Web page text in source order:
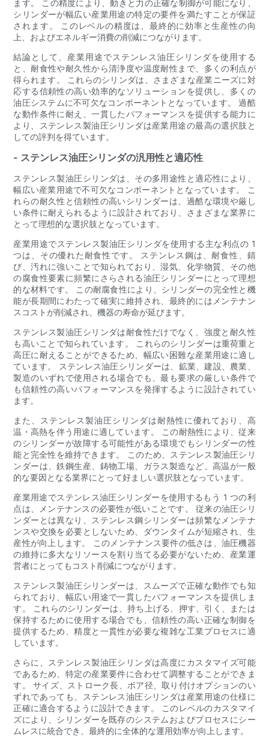
ます。 この精度により、動きと力の正確な制御が可能になり、
シリンダーが幅広い産業用途の特定の要件を満たすことが保証
されます。 このレベルの精度は、最終的に効率と生産性の向
上、およびエネルギー消費の削減につながります。
結論として、産業用途でステンレス油圧シリンダを使用する
と、耐食性や耐久性から清浄度や温度耐性まで、多くの利点が
得られます。 これらのシリンダは、さまざまな産業ニーズに対
応する信頼性の高い効率的なソリューションを提供し、多くの
油圧システムに不可欠なコンポーネントとなっています。 過酷
な動作条件に耐え、一貫したパフォーマンスを提供する能力に
より、ステンレス製油圧シリンダは産業用途の最高の選択肢と
しての評判を得ています。
- ステンレス油圧シリンダの汎用性と適応性
ステンレス製油圧シリンダは、その多用途性と適応性により、
幅広い産業用途で不可欠なコンポーネントとなっています。 こ
れらの耐久性と信頼性の高いシリンダーは、過酷な環境や厳し
い条件に耐えられるように設計されており、さまざまな業界に
とって理想的な選択肢となっています。
産業用途でステンレス製油圧シリンダを使用する主な利点の 1
つは、その優れた耐食性です。 ステンレス鋼は、耐食性、錆
び、汚れに強いことで知られており、湿気、化学物質、その他
の腐食性要素に頻繁にさらされる油圧シリンダーにとって理想
的な材料です。 この耐腐食性により、シリンダーの完全性と機
能が長期間にわたって確実に維持され、最終的にはメンテナン
スコストが削減され、機器の寿命が延びます。
ステンレス製油圧シリンダは耐食性だけでなく、強度と耐久性
も高いことで知られています。 これらのシリンダーは重荷重と
高圧に耐えることができるため、幅広い困難な産業用途に適し
ています。 ステンレス油圧シリンダーは、鉱業、建設、農業、
製造のいずれで使用される場合でも、最も要求の厳しい条件で
も信頼性の高いパフォーマンスを発揮するように設計されてい
ます。
また、ステンレス製油圧シリンダは耐熱性に優れており、高
温・高熱を伴う用途に適しています。 この耐熱性により、従来
のシリンダーが故障する可能性がある環境でもシリンダーの性
能と完全性を維持できます。 このため、ステンレス製油圧シリ
ンダーは、鉄鋼生産、鋳物工場、ガラス製造など、高温が一般
的な要因となる業界にとって好ましい選択肢となっています。
産業用途でステンレス油圧シリンダーを使用するもう 1 つの利
点は、メンテナンスの必要性が低いことです。 従来の油圧シリ
ンダーとは異なり、ステンレス鋼シリンダーは頻繁なメンテナ
ンスや交換を必要としないため、ダウンタイムが短縮され、生
産性が向上します。 このメンテナンス要件の低さは、油圧機器
の維持に多大なリソースを割り当てる必要がないため、産業運
営者にとってもコスト削減につながります。
ステンレス製油圧シリンダーは、スムーズで正確な動作でも知
られており、幅広い用途で一貫したパフォーマンスを提供しま
す。 これらのシリンダーは、持ち上げる、押す、引く、または
保持するために使用する場合でも、信頼性の高い正確な制御を
提供するため、精度と一貫性が必要な複雑な工業プロセスに適
しています。
さらに、ステンレス製油圧シリンダは高度にカスタマイズ可能
であるため、特定の産業要件に合わせて調整することができま
す。 サイズ、ストローク長、ボア径、取り付けオプションのい
ずれであっても、ステンレス油圧シリンダは産業用途の仕様に
正確に適合するように設計できます。 このレベルのカスタマイ
ズにより、シリンダーを既存のシステムおよびプロセスにシー
ムレスに統合でき、最終的に全体的な運用効率が向上します。